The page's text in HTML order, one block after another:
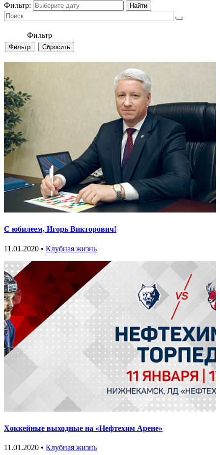
Фильтр:
Фильтр
С юбилеем, Игорь Викторович!
11.01.2020 • Клубная жизнь
Хоккейные выходные на «Нефтехим Арене»
11.01.2020 • Клубная жизнь